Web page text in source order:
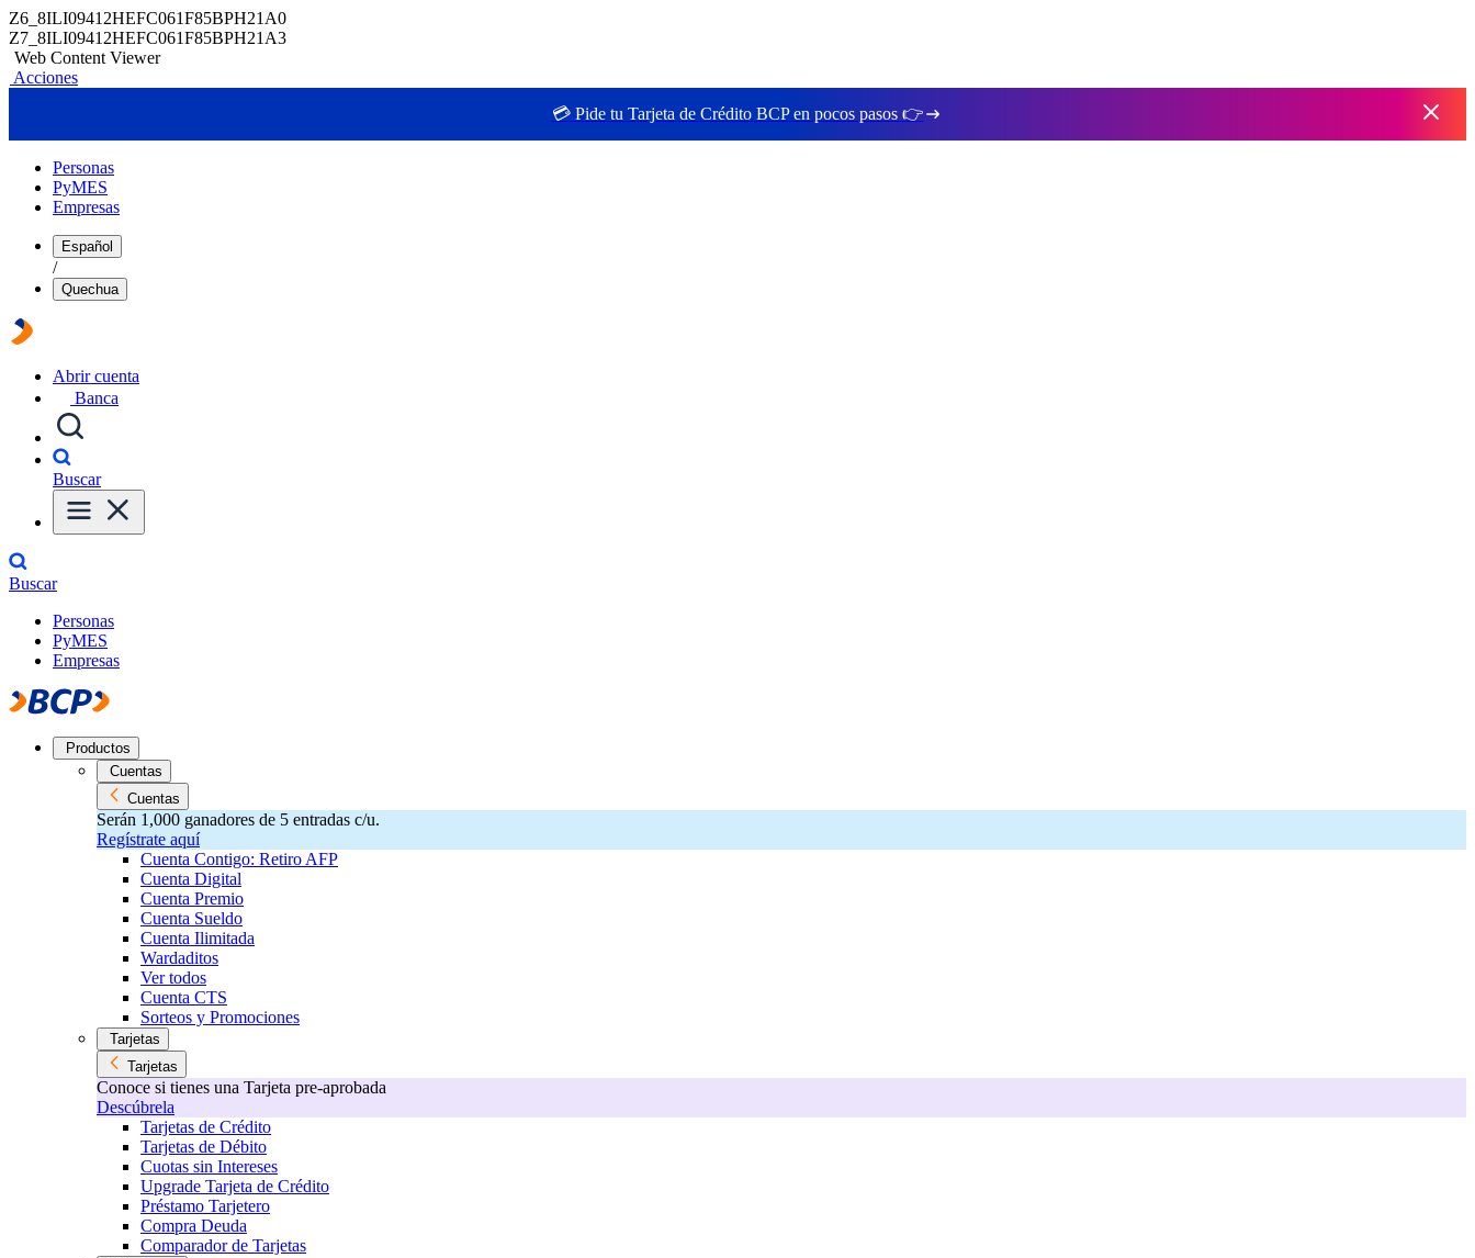
Z6_8ILI09412HEFC061F85BPH21A0
Z7_8ILI09412HEFC061F85BPH21A3
Web Content Viewer
Acciones
💳 Pide tu Tarjeta de Crédito BCP en pocos pasos 👉
Personas
PyMES
Empresas
Español
/
Quechua
Abrir cuenta
Banca
Buscar
Buscar
Personas
PyMES
Empresas
Productos
Cuentas
Cuentas
Serán 1,000 ganadores de 5 entradas c/u.
Regístrate aquí
Cuenta Contigo: Retiro AFP
Cuenta Digital
Cuenta Premio
Cuenta Sueldo
Cuenta Ilimitada
Wardaditos
Ver todos
Cuenta CTS
Sorteos y Promociones
Tarjetas
Tarjetas
Conoce si tienes una Tarjeta pre-aprobada
Descúbrela
Tarjetas de Crédito
Tarjetas de Débito
Cuotas sin Intereses
Upgrade Tarjeta de Crédito
Préstamo Tarjetero
Compra Deuda
Comparador de Tarjetas